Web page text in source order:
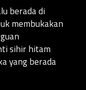
berada di
membukakan
sihir hitam
yang berada